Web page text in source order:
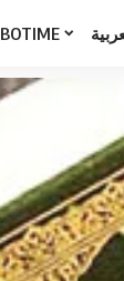
BOTIME